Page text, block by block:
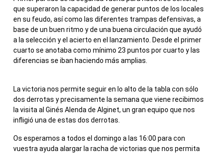
que superaron la capacidad de generar puntos de los locales
en su feudo, así como las diferentes trampas defensivas, a
base de un buen ritmo y de una buena circulación que ayudó
a la selección y el acierto en el lanzamiento. Desde el primer
cuarto se anotaba como mínimo 23 puntos por cuarto y las
diferencias se iban haciendo más amplias.
La victoria nos permite seguir en lo alto de la tabla con sólo
dos derrotas y precisamente la semana que viene recibimos
la visita al Ginés Alenda de Alginet, un gran equipo que nos
infligió una de estas dos derrotas.
Os esperamos a todos el domingo a las 16:00 para con
vuestra ayuda alargar la racha de victorias que nos permita